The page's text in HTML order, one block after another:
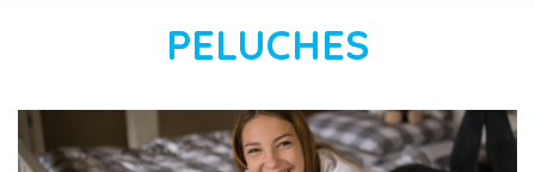
PELUCHES